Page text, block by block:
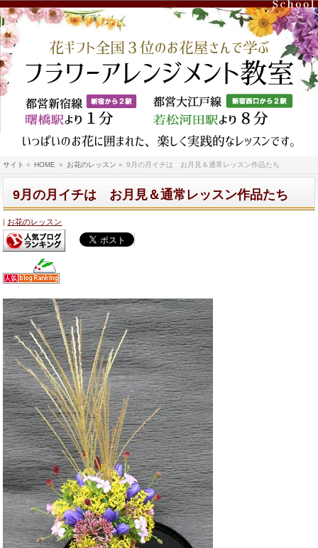
サイト » HOME » お花のレッスン » 9月の月イチは お月見＆通常レッスン作品たち
9月の月イチは お月見＆通常レッスン作品たち
お花のレッスン